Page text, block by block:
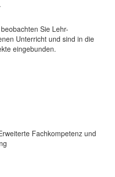
Sie Lehr-
Unterricht und sind in die
eingebunden.
Fachkompetenz und